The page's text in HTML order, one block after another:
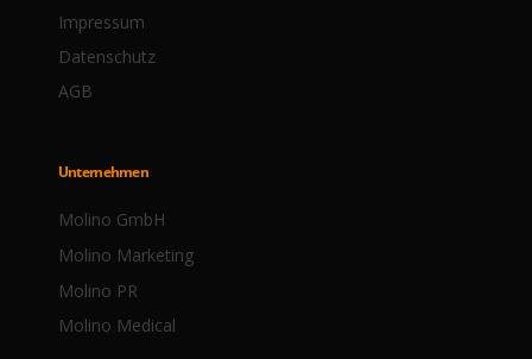
Impressum
Datenschutz
AGB
Unternehmen
Molino GmbH
Molino Marketing
Molino PR
Molino Medical